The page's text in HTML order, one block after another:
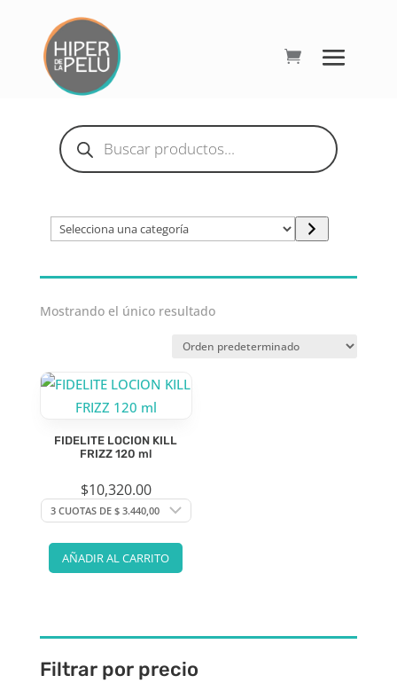
Búsqueda
de
productos
Selecciona
Mostrando el único resultado
FIDELITE LOCION KILL
FRIZZ 120 ml
$10,320.00
AÑADIR AL CARRITO
Filtrar por precio